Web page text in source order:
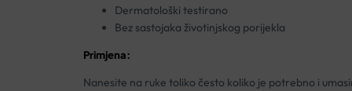
Dermatološki testirano
Bez sastojaka životinjskog porijekla
Primjena:
Nanesite na ruke toliko često koliko je potrebno i